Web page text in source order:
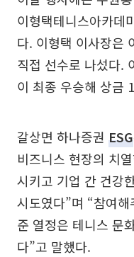
이형택테니스아카데
다. 이형택 이사장은
직접 선수로 나섰다.
이 최종 우승해 상금
갈상면 하나증권 ESG
비즈니스 현장의 치
시키고 기업 간 건강
시도였다”며 “참여
준 열정은 테니스 문
다”고 말했다.